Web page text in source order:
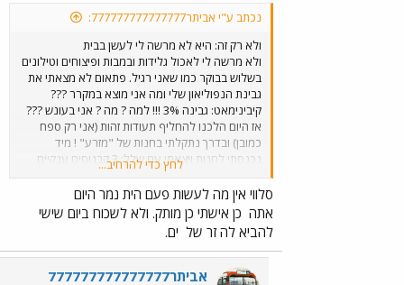
נכתב ע"י אביתר777777777777777:
ולא רק זה: היא לא מרשה לי לעשן בבית
ולא מרשה לי לאכול גלידות ובמבות ופיצוחים וטילונים
בשלוש בבוקר כמו שאני רגיל. פתאום לא מצאתי את
גבינת הנפוליאון שלי ומה אני מוצא במקרר ???
קיבינימאט: גבינה 3% !!! למה ? מה ? אני בעונש ???
אז היום הלכנו להחליף תעודות זהות (אני רק ספח
כמובן) ובדרך נתקלתי בחנות של "מזרע" ! מיד
נכנסתי לחנות ויצאתי עם שלל: 3 קבנוסים ענקיים
לבנים כמובן. הלכנו ברחוב ועד שהגעתי לאוטו כל
השלושה חוסלו כחטיפים. לפחות זה. אולי תרחם על
הדוד בבקשה ???
לחץ כדי להרחיב...
סלווי אין מה לעשות פעם הית נמר היום
אתה כן אישתי כן מותק. ולא לשכוח ביום שישי
להביא לה זר של ים.
אביתר777777777777777